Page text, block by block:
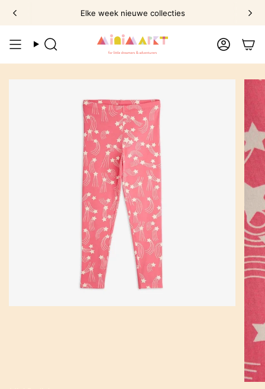
naar
Elke week nieuwe collecties
Zoek Account